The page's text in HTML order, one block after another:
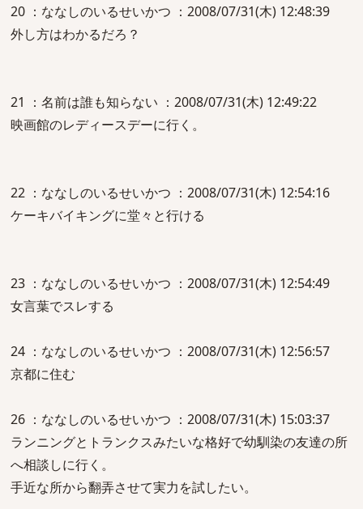
20 ：ななしのいるせいかつ ：2008/07/31(木) 12:48:39
外し方はわかるだろ？
21 ：名前は誰も知らない ：2008/07/31(木) 12:49:22
映画館のレディースデーに行く。
22 ：ななしのいるせいかつ ：2008/07/31(木) 12:54:16
ケーキバイキングに堂々と行ける
23 ：ななしのいるせいかつ ：2008/07/31(木) 12:54:49
女言葉でスレする
24 ：ななしのいるせいかつ ：2008/07/31(木) 12:56:57
京都に住む
26 ：ななしのいるせいかつ ：2008/07/31(木) 15:03:37
ランニングとトランクスみたいな格好で幼馴染の友達の所
へ相談しに行く。
手近な所から翻弄させて実力を試したい。